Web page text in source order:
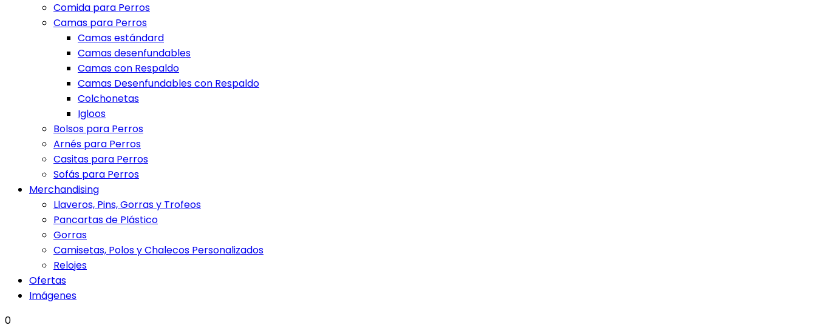
Comida para Perros
Camas para Perros
Camas estándard
Camas desenfundables
Camas con Respaldo
Camas Desenfundables con Respaldo
Colchonetas
Igloos
Bolsos para Perros
Arnés para Perros
Casitas para Perros
Sofás para Perros
Merchandising
Llaveros, Pins, Gorras y Trofeos
Pancartas de Plástico
Gorras
Camisetas, Polos y Chalecos Personalizados
Relojes
Ofertas
Imágenes
0